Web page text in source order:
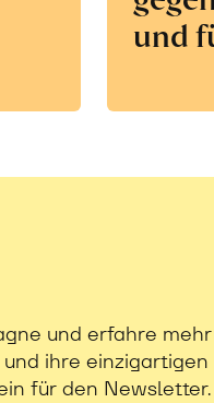
und
und erfahre mehr
ihre einzigartigen
für den Newsletter.